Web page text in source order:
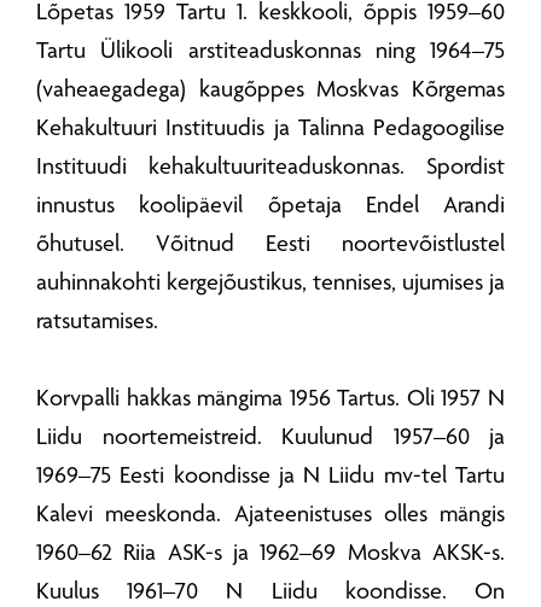
Lõpetas 1959 Tartu 1. keskkooli, õppis 1959–60
Tartu Ülikooli arstiteaduskonnas ning 1964–75
(vaheaegadega) kaugõppes Moskvas Kõrgemas
Kehakultuuri Instituudis ja Talinna Pedagoogilise
Instituudi kehakultuuriteaduskonnas. Spordist
innustus koolipäevil õpetaja Endel Arandi
õhutusel. Võitnud Eesti noortevõistlustel
auhinnakohti kergejõustikus, tennises, ujumises ja
ratsutamises.
Korvpalli hakkas mängima 1956 Tartus. Oli 1957 N
Liidu noortemeistreid. Kuulunud 1957–60 ja
1969–75 Eesti koondisse ja N Liidu mv-tel Tartu
Kalevi meeskonda. Ajateenistuses olles mängis
1960–62 Riia ASK-s ja 1962–69 Moskva AKSK-s.
Kuulus 1961–70 N Liidu koondisse. On